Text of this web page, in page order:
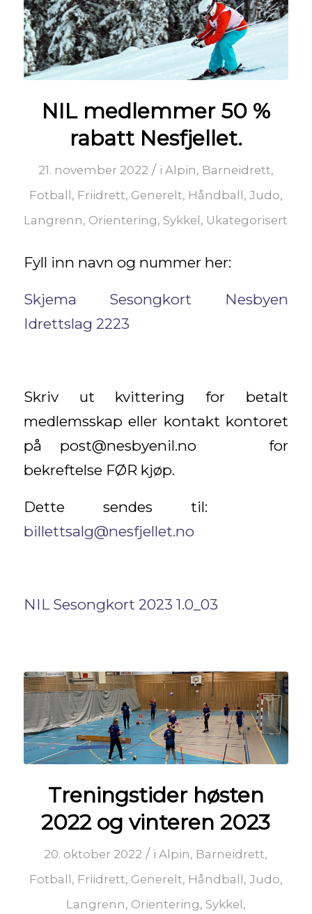
NIL medlemmer 50 %
rabatt Nesfjellet.
21. november 2022 / i Alpin, Barneidrett,
Fotball, Friidrett, Generelt, Håndball, Judo,
Langrenn, Orientering,Sykkel, Ukategorisert
Fyll inn navn og nummer her:
Skjema Sesongkort Nesbyen
Idrettslag 2223
Skriv ut kvittering for betalt
medlemsskap eller kontakt kontoret
på post@nesbyenil.no for
bekreftelse FØR kjøp.
Dette sendes til:
billettsalg@nesfjellet.no
NIL Sesongkort 2023 1.0_03
Treningstider høsten
2022 og vinteren 2023
20. oktober 2022 / iAlpin, Barneidrett,
Fotball, Friidrett, Generelt, Håndball, Judo,
Langrenn, Orientering, Sykkel,